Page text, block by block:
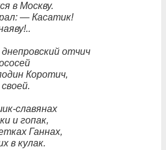
в Москву.
— Касатик!
отчич
Коротич,
славянах
и гопак,
Ганнах,
в кулак.